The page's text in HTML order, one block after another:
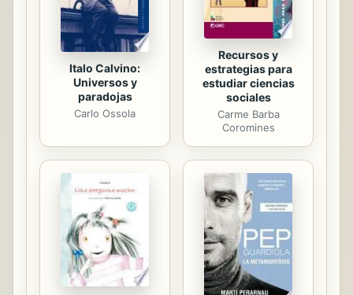
han abordado las...
Italo Calvino:
Universos y
paradojas
Carlo Ossola
Recursos y
estrategias para
estudiar ciencias
sociales
Carme Barba
Coromines